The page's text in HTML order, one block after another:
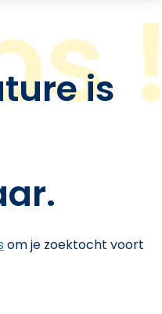
is
om je zoektocht voort